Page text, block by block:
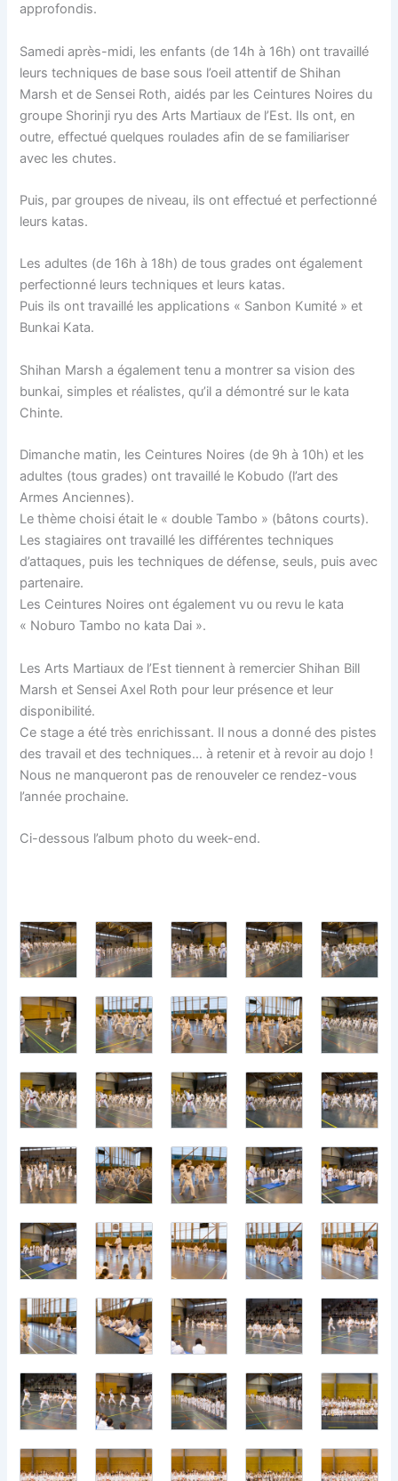
approfondis.
Samedi après-midi, les enfants (de 14h à 16h) ont travaillé
leurs techniques de base sous l’oeil attentif de Shihan
Marsh et de Sensei Roth, aidés par les Ceintures Noires du
groupe Shorinji ryu des Arts Martiaux de l’Est. Ils ont, en
outre, effectué quelques roulades afin de se familiariser
avec les chutes.
Puis, par groupes de niveau, ils ont effectué et perfectionné
leurs katas.
Les adultes (de 16h à 18h) de tous grades ont également
perfectionné leurs techniques et leurs katas.
Puis ils ont travaillé les applications « Sanbon Kumité » et
Bunkai Kata.
Shihan Marsh a également tenu a montrer sa vision des
bunkai, simples et réalistes, qu’il a démontré sur le kata
Chinte.
Dimanche matin, les Ceintures Noires (de 9h à 10h) et les
adultes (tous grades) ont travaillé le Kobudo (l’art des
Armes Anciennes).
Le thème choisi était le « double Tambo » (bâtons courts).
Les stagiaires ont travaillé les différentes techniques
d’attaques, puis les techniques de défense, seuls, puis avec
partenaire.
Les Ceintures Noires ont également vu ou revu le kata
« Noburo Tambo no kata Dai ».
Les Arts Martiaux de l’Est tiennent à remercier Shihan Bill
Marsh et Sensei Axel Roth pour leur présence et leur
disponibilité.
Ce stage a été très enrichissant. Il nous a donné des pistes
des travail et des techniques… à retenir et à revoir au dojo !
Nous ne manqueront pas de renouveler ce rendez-vous
l’année prochaine.
Ci-dessous l’album photo du week-end.